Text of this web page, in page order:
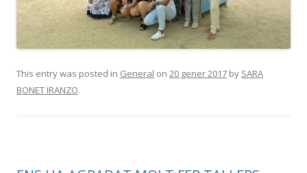
This entry was posted in General on 20 gener 2017 by SARA
BONET IRANZO.